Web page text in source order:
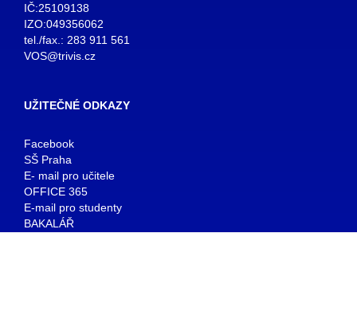
IČ:25109138
IZO:049356062
tel./fax.: 283 911 561
VOS@trivis.cz
UŽITEČNÉ ODKAZY
Facebook
SŠ Praha
E- mail pro učitele
OFFICE 365
E-mail pro studenty
BAKALÁŘ